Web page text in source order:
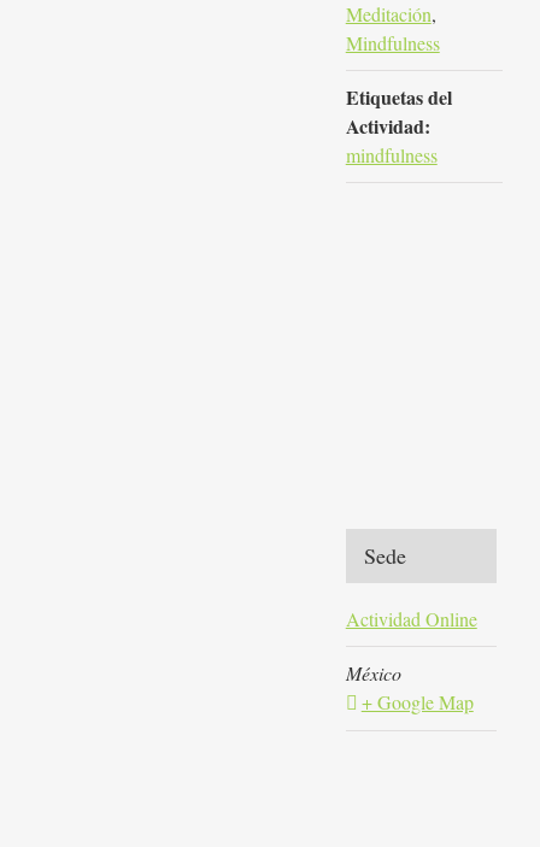
Meditación,
Mindfulness
Etiquetas del
Actividad:
mindfulness
Sede
Actividad Online
México
+ Google Map